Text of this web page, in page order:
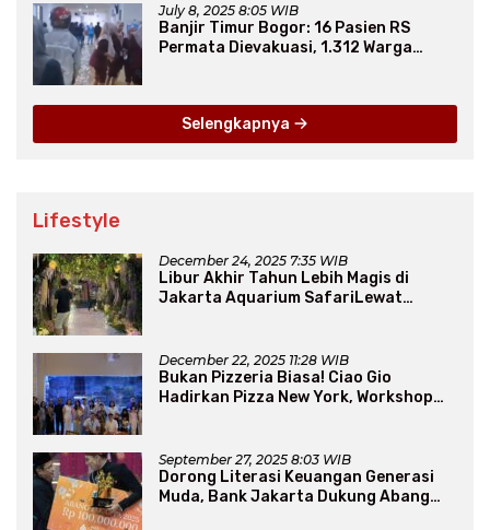
July 8, 2025 8:05 WIB
Banjir Timur Bogor: 16 Pasien RS
Permata Dievakuasi, 1.312 Warga
Selengkapnya
Lifestyle
December 24, 2025 7:35 WIB
Libur Akhir Tahun Lebih Magis di
Jakarta Aquarium SafariLewat
December 22, 2025 11:28 WIB
Bukan Pizzeria Biasa! Ciao Gio
Hadirkan Pizza New York, Workshop
September 27, 2025 8:03 WIB
Dorong Literasi Keuangan Generasi
Muda, Bank Jakarta Dukung Abang